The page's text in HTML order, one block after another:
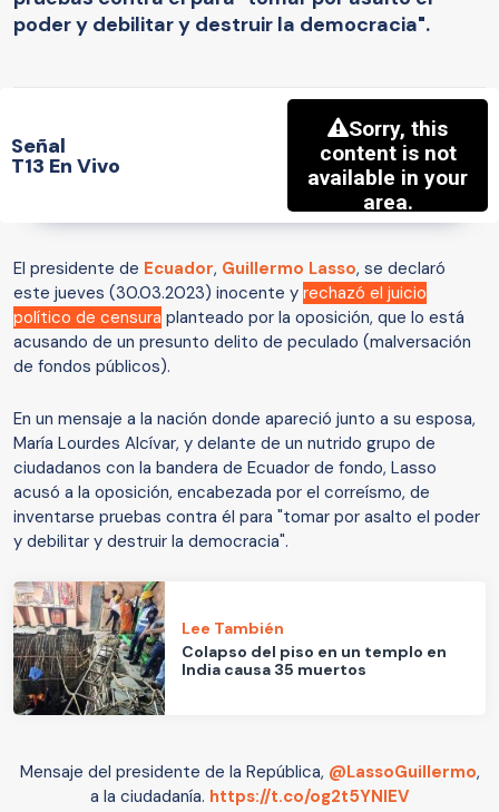
poder y debilitar y destruir la democracia".
Señal
T13 En Vivo
El presidente de Ecuador, Guillermo Lasso, se declaró
este jueves (30.03.2023) inocente y rechazó el juicio
político de censura planteado por la oposición, que lo está
acusando de un presunto delito de peculado (malversación
de fondos públicos).
En un mensaje a la nación donde apareció junto a su esposa,
María Lourdes Alcívar, y delante de un nutrido grupo de
ciudadanos con la bandera de Ecuador de fondo, Lasso
acusó a la oposición, encabezada por el correísmo, de
inventarse pruebas contra él para "tomar por asalto el poder
y debilitar y destruir la democracia".
Lee También
Colapso del piso en un templo en
India causa 35 muertos
Mensaje del presidente de la República, @LassoGuillermo,
a la ciudadanía. https://t.co/og2t5YNIEV